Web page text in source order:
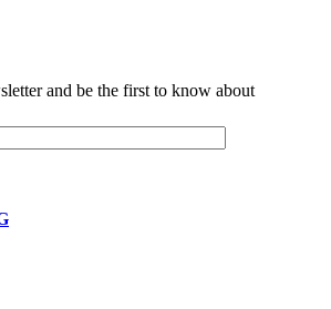
and be the first to know about